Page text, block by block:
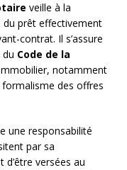
veille à la
du prêt effectivement
contrat. Il s’assure
Code de la
notamment
des offres
une responsabilité
par sa
d’être versées au